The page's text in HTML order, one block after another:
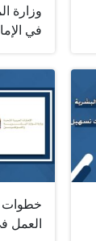
وزارة
في
خطوات
العمل